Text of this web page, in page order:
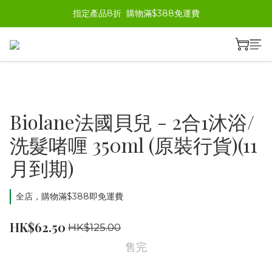
指定產品8折  購物滿$388免運費
Biolane法國貝兒 - 2合1沐浴/
洗髮啫喱 350ml (原裝行貨)(11
月到期)
全店，購物滿$388即免運費
HK$62.50 HK$125.00
售完